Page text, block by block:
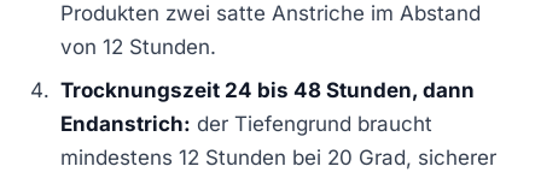
Produkten zwei satte Anstriche im Abstand
von 12 Stunden.
Trocknungszeit 24 bis 48 Stunden, dann
Endanstrich: der Tiefengrund braucht
mindestens 12 Stunden bei 20 Grad, sicherer